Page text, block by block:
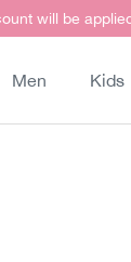
will be
Men Kids